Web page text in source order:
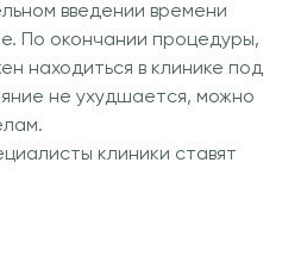
введении времени
По окончании процедуры,
находиться в клинике под
не ухудшается, можно
клиники ставят